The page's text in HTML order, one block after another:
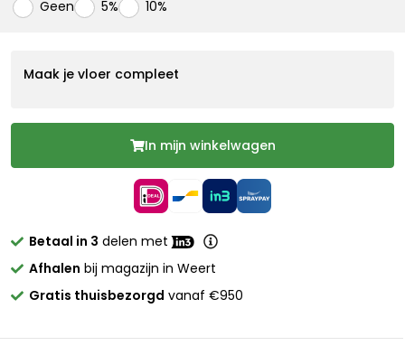
Geen 5% 10%
Maak je vloer compleet
In mijn winkelwagen
Betaal in 3 delen met
Afhalen bij magazijn in Weert
Gratis thuisbezorgd vanaf €950